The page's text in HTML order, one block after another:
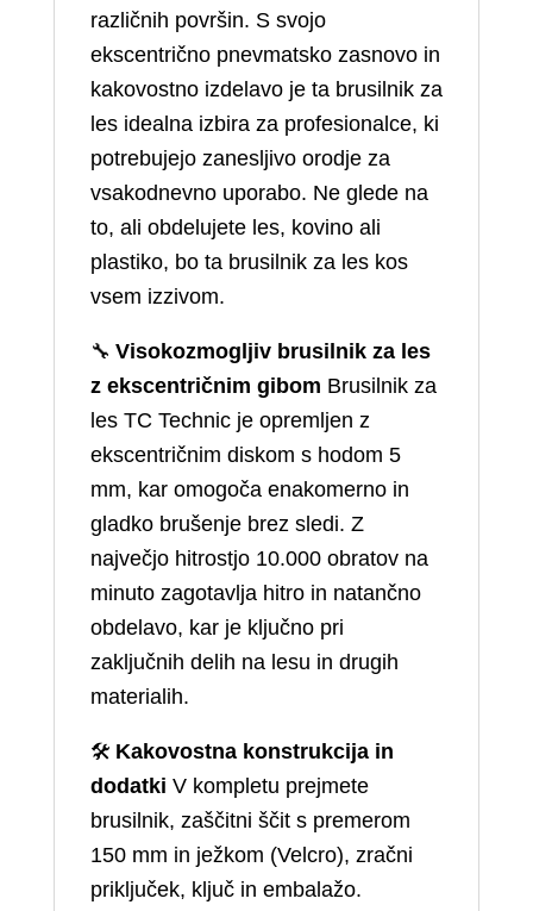
različnih površin. S svojo
ekscentrično pnevmatsko zasnovo in
kakovostno izdelavo je ta brusilnik za
les idealna izbira za profesionalce, ki
potrebujejo zanesljivo orodje za
vsakodnevno uporabo. Ne glede na
to, ali obdelujete les, kovino ali
plastiko, bo ta brusilnik za les kos
vsem izzivom.
🔧 Visokozmogljiv brusilnik za les
z ekscentričnim gibom Brusilnik za
les TC Technic je opremljen z
ekscentričnim diskom s hodom 5
mm, kar omogoča enakomerno in
gladko brušenje brez sledi. Z
največjo hitrostjo 10.000 obratov na
minuto zagotavlja hitro in natančno
obdelavo, kar je ključno pri
zaključnih delih na lesu in drugih
materialih.
🛠️ Kakovostna konstrukcija in
dodatki V kompletu prejmete
brusilnik, zaščitni ščit s premerom
150 mm in ježkom (Velcro), zračni
priključek, ključ in embalažo.